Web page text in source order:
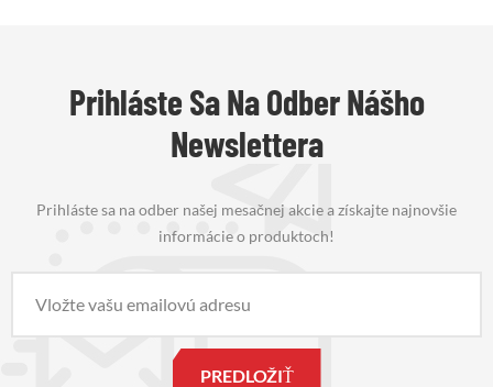
Prihláste Sa Na Odber Nášho
Newslettera
Prihláste sa na odber našej mesačnej akcie a získajte najnovšie
informácie o produktoch!